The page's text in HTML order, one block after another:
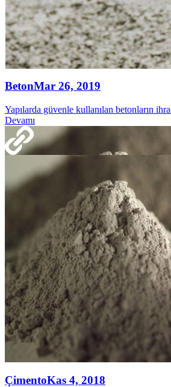
BetonMar 26, 2019
Yapılarda güvenle kullanılan betonların
Devamı
ÇimentoKas 4, 2018